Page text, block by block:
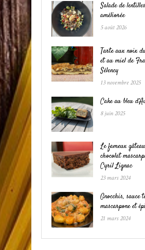
Salade de lentilles
améliorée
5 août 2026
Tarte aux noix
et au miel de
Sélency
13 novembre 2025
Cake au bleu
8 juin 2025
Le fameux
chocolat
Cyril Lignac
23 mars 2024
Gnocchis, sauce
mascarpone et
21 mars 2024